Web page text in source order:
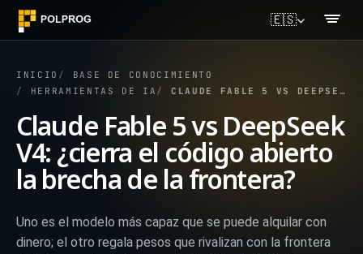
🇪🇸
INICIO
BASE DE CONOCIMIENTO
HERRAMIENTAS DE IA
CLAUDE FABLE 5 VS DEEPSEEK V4: ¿CIERRA EL CÓDIGO ABIERTO LA BRECHA DE LA FRONTERA?
Claude Fable 5 vs DeepSeek
V4: ¿cierra el código abierto
la brecha de la frontera?
Uno es el modelo más capaz que se puede alquilar con
dinero; el otro regala pesos que rivalizan con la frontera